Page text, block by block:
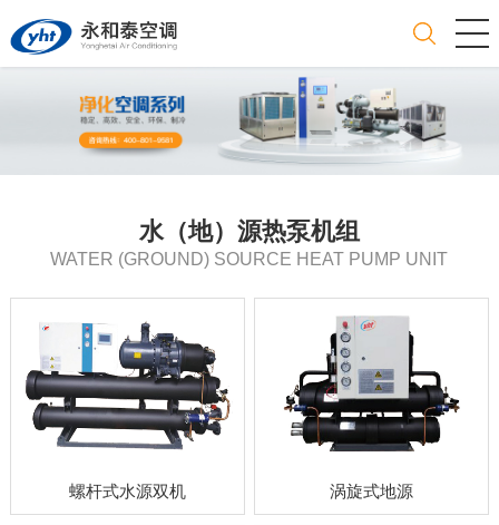
水（地）源热泵机组
WATER (GROUND) SOURCE HEAT PUMP UNIT
螺杆式水源双机 涡旋式地源